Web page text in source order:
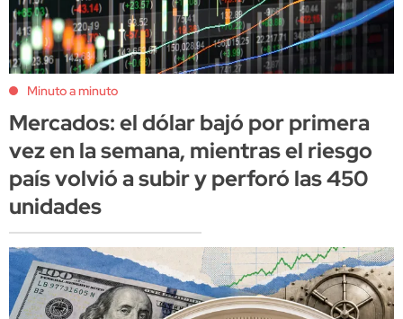
Minuto a minuto
Mercados: el dólar bajó por primera
vez en la semana, mientras el riesgo
país volvió a subir y perforó las 450
unidades